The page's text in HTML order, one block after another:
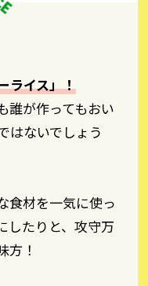
ライス」！
誰が作ってもおい
はないでしょう
食材を一気に使っ
したりと、攻守万
方！